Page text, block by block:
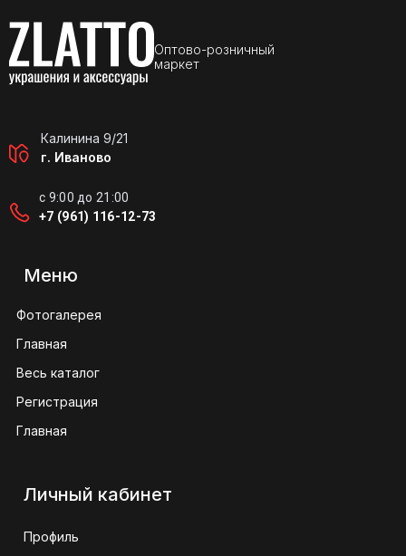
Оптово-розничный
маркет
Калинина 9/21
г. Иваново
с 9:00 до 21:00
+7 (961) 116-12-73
Меню
Фотогалерея
Главная
Весь каталог
Регистрация
Главная
Личный кабинет
Профиль